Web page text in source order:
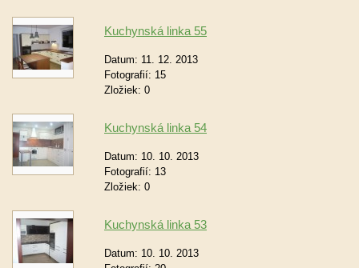
Kuchynská linka 55
Datum: 11. 12. 2013
Fotografií: 15
Zložiek: 0
Kuchynská linka 54
Datum: 10. 10. 2013
Fotografií: 13
Zložiek: 0
Kuchynská linka 53
Datum: 10. 10. 2013